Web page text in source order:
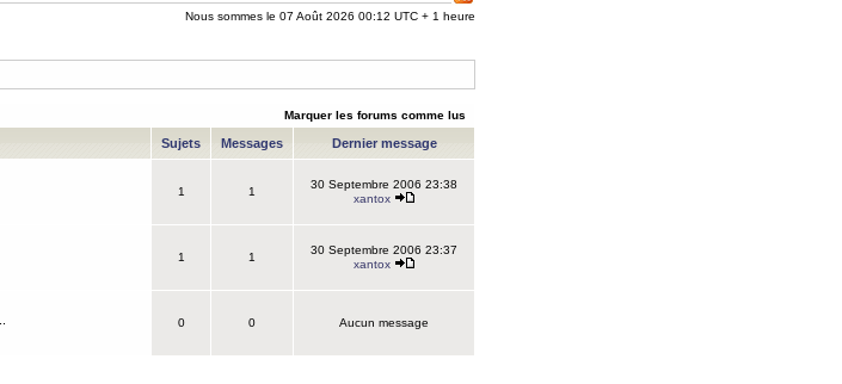
Nous sommes le 07 Août 2026 00:12 UTC + 1 heure
Marquer les forums comme lus
Sujets Messages Dernier message
1 1
30 Septembre 2006 23:38
xantox
1 1
30 Septembre 2006 23:37
xantox
0 0 Aucun message